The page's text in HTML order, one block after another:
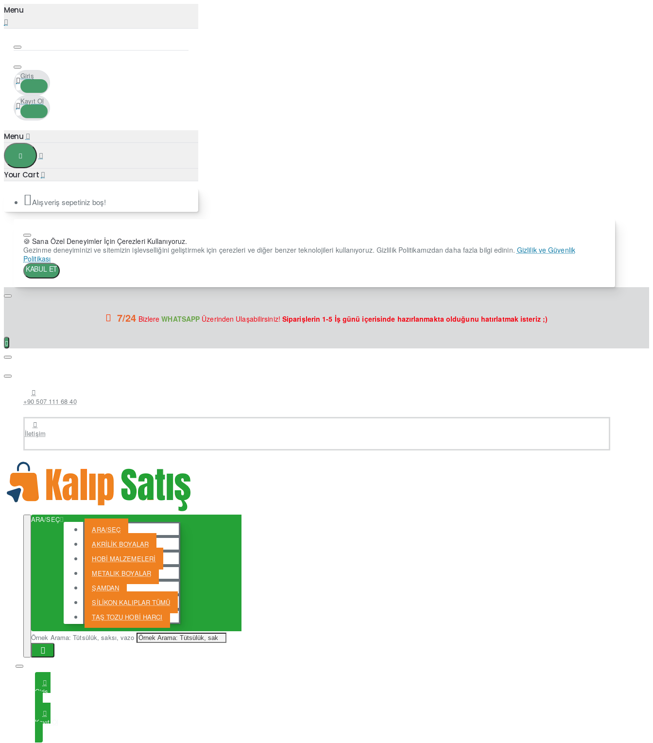
Giriş
Kayıt Ol
Alışveriş sepetiniz boş!
🍪 Sana Özel Deneyimler İçin Çerezleri Kullanıyoruz.
Gezinme deneyiminizi ve sitemizin işlevselliğini geliştirmek için çerezleri ve diğer benzer teknolojileri kullanıyoruz. Gizlilik Politikamızdan daha fazla bilgi edinin. Gizlilik ve Güvenlik
Politikası
KABUL ET
7/24 BizlereWHATSAPP Üzerinden Ulaşabilirsiniz! Siparişlerin 1-5 İş günü içerisinde hazırlanmakta olduğunu hatırlatmak isteriz ;)
+90 507 111 68 40
İletişim
ARA/SEÇ
ARA/SEÇ
AKRİLİK BOYALAR
HOBİ MALZEMELERİ
METALIK BOYALAR
ŞAMDAN
SİLİKON KALIPLAR TÜMÜ
TAŞ TOZU HOBİ HARCI
Örnek Arama: Tütsülük, saksı, vazo
Giriş
Kayıt Ol